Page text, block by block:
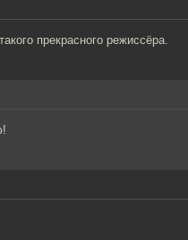
прекрасного режиссёра.